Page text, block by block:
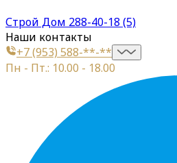
Строй Дом 288-40-18 (5)
Наши контакты
+7 (953) 588-**-**
Пн - Пт.: 10.00 - 18.00